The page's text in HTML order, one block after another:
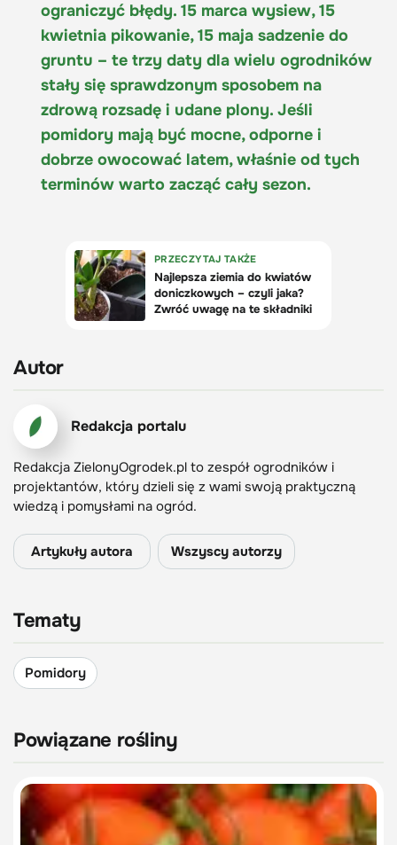
ograniczyć błędy. 15 marca wysiew, 15
kwietnia pikowanie, 15 maja sadzenie do
gruntu – te trzy daty dla wielu ogrodników
stały się sprawdzonym sposobem na
zdrową rozsadę i udane plony. Jeśli
pomidory mają być mocne, odporne i
dobrze owocować latem, właśnie od tych
terminów warto zacząć cały sezon.
Autor
Redakcja portalu
Redakcja ZielonyOgrodek.pl to zespół ogrodników i
projektantów, który dzieli się z wami swoją praktyczną
wiedzą i pomysłami na ogród.
Artykuły autora Wszyscy autorzy
Tematy
Pomidory
Powiązane rośliny